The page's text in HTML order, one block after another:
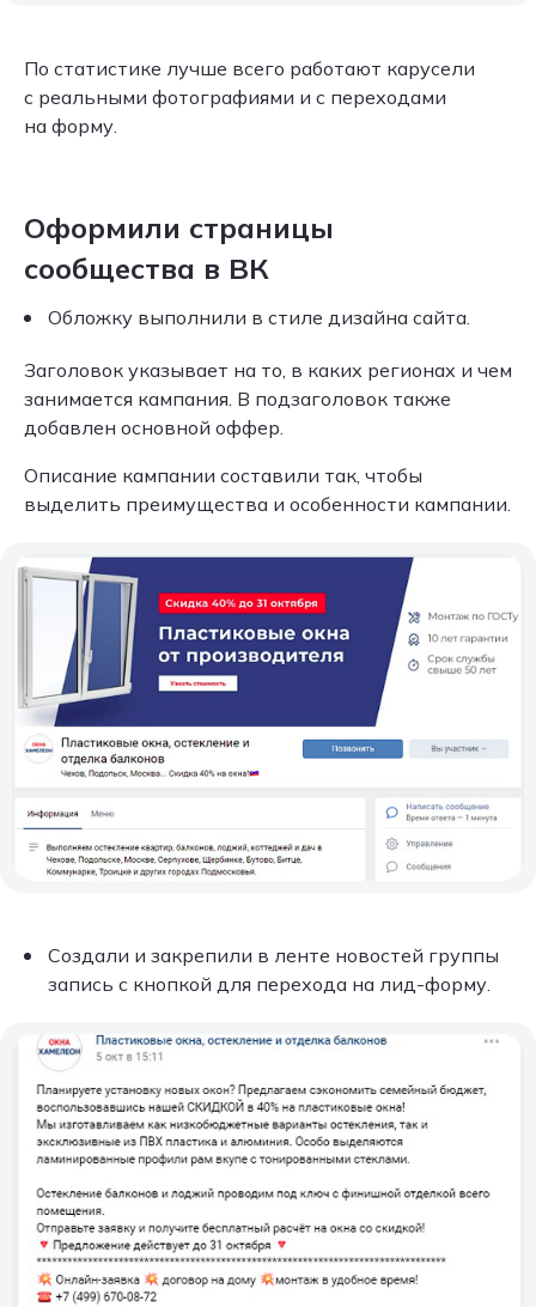
По статистике лучше всего работают карусели
с реальными фотографиями и с переходами
на форму.
Оформили страницы
сообщества в ВК
Обложку выполнили в стиле дизайна сайта.
Заголовок указывает на то, в каких регионах и чем
занимается кампания. В подзаголовок также
добавлен основной оффер.
Описание кампании составили так, чтобы
выделить преимущества и особенности кампании.
Создали и закрепили в ленте новостей группы
запись с кнопкой для перехода на лид-форму.